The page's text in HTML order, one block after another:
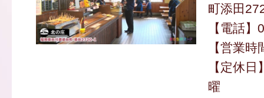
町添田
【電話
【営業
【定休
曜